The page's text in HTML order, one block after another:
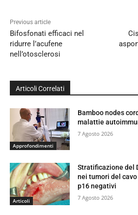
Previous article
Bifosfonati efficaci nel
ridurre l’acufene
nell’otosclerosi
Articoli Correlati
Approfondimenti
Bamboo nodes
malattie
7 Agosto 2026
Articoli
Stratificazione del
nei tumori del
p16 negativi
7 Agosto 2026